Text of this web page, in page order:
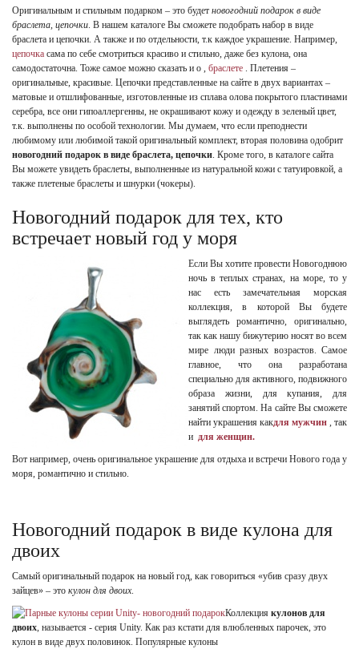
Оригинальным и стильным подарком – это будет новогодний подарок в виде
браслета, цепочки. В нашем каталоге Вы сможете подобрать набор в виде
браслета и цепочки. А также и по отдельности, т.к каждое украшение. Например,
цепочка сама по себе смотриться красиво и стильно, даже без кулона, она
самодостаточна. Тоже самое можно сказать и о , браслете . Плетения –
оригинальные, красивые. Цепочки представленные на сайте в двух вариантах –
матовые и отшлифованные, изготовленные из сплава олова покрытого пластинами
серебра, все они гипоаллергенны, не окрашивают кожу и одежду в зеленый цвет,
т.к. выполнены по особой технологии. Мы думаем, что если преподнести
любимому или любимой такой оригинальный комплект, вторая половина одобрит
новогодний подарок в виде браслета, цепочки. Кроме того, в каталоге сайта
Вы можете увидеть браслеты, выполненные из натуральной кожи с татуировкой, а
также плетеные браслеты и шнурки (чокеры).
Новогодний подарок для тех, кто
встречает новый год у моря
Если Вы хотите провести Новогоднюю
ночь в теплых странах, на море, то у
нас есть замечательная морская
коллекция, в которой Вы будете
выглядеть романтично, оригинально,
так как нашу бижутерию носят во всем
мире люди разных возрастов. Самое
главное, что она разработана
специально для активного, подвижного
образа жизни, для купания, для
занятий спортом. На сайте Вы сможете
найти украшения какдля мужчин , так
и для женщин.
Вот например, очень оригинальное украшение для отдыха и встречи Нового года у
моря, романтично и стильно.
Новогодний подарок в виде кулона для
двоих
Самый оригинальный подарок на новый год, как говориться «убив сразу двух
зайцев» – это кулон для двоих.
Коллекция кулонов для
двоих, называется - серия Unity. Как раз кстати для влюбленных парочек, это
кулон в виде двух половинок. Популярные кулоны